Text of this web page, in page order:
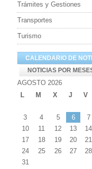
Trámites y Gestiones
Transportes
Turismo
CALENDARIO DE
NOTICIAS POR
AGOSTO 2026
L
M X J V
3
4 5 6 7
10
11 12 13 14
17
18 19 20 21
24
25 26 27 28
31